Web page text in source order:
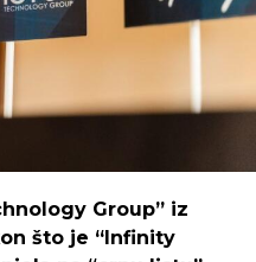
ali zahtijeva
dugoročnu
Group” iz
što je “Infinity